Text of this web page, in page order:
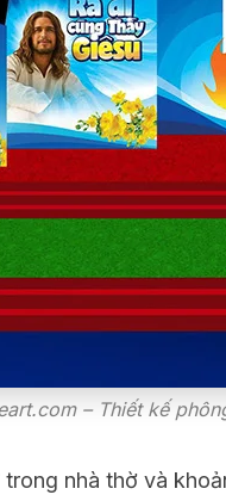
– Thiết kế
nhà thờ và